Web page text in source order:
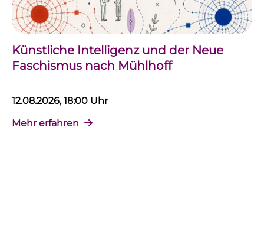
Künstliche Intelligenz und der Neue
Faschismus nach Mühlhoff
12.08.2026, 18:00 Uhr
Mehr erfahren